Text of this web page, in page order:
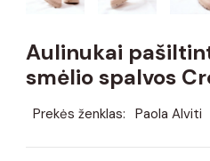
Aulinukai
smėlio spalvos
Prekės ženklas: Paola Alviti